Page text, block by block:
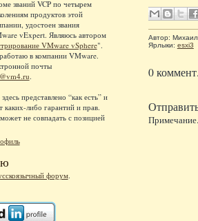
званий VCP по четырем
продуктов этой
удостоен звания
vExpert. Являюсь автором
VMware vSphere".
в компании VMware.
почты
.
представлено “как есть” и
каких-либо гарантий и прав.
не совпадать с позицией
форум.
Автор: Михаил
Ярлыки: esxi3
0